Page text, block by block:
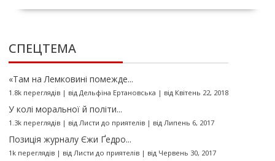
СПЕЦТЕМА
«Там на Лемковині помежде...
1.8k переглядів| від Дельфіна Ертановська | від Квітень 22, 2018
У колі моральної й політи...
1.3k переглядів| від Листи до приятелів| від Липень 6, 2017
Позиція журналу Єжи Ґедро...
1k переглядів| від Листи до приятелів| від Червень 30, 2017